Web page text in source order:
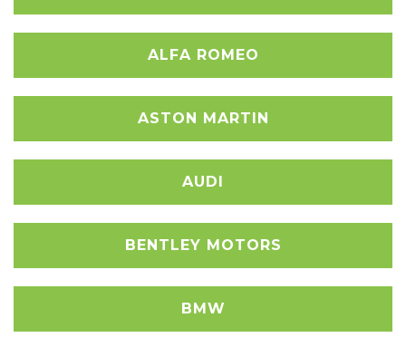
ALFA ROMEO
ASTON MARTIN
AUDI
BENTLEY MOTORS
BMW